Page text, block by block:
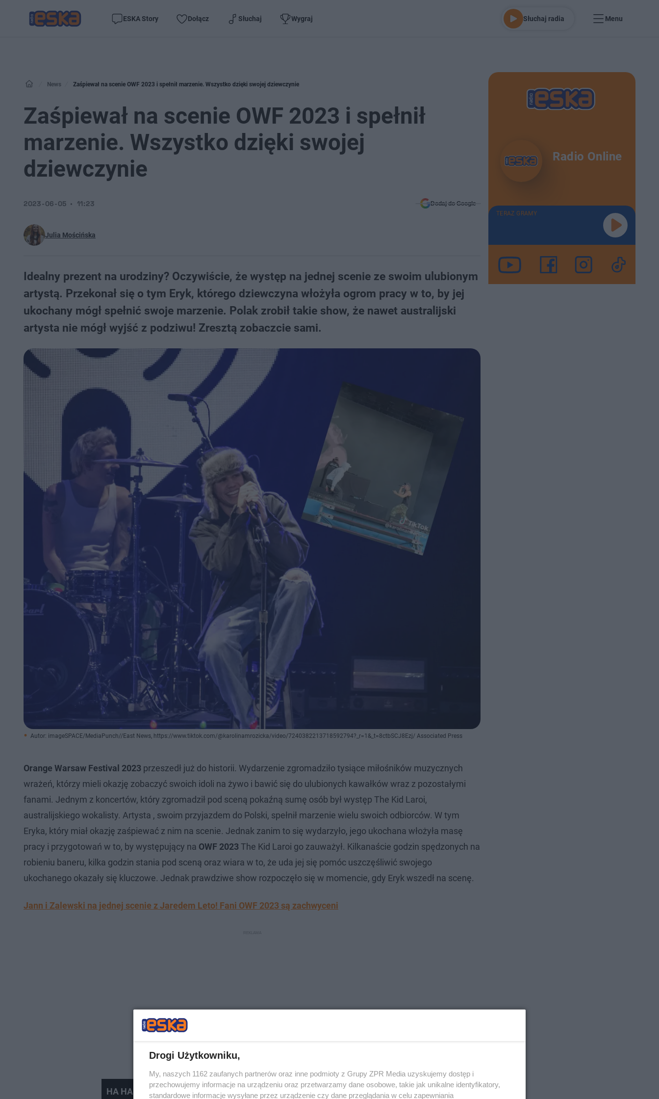
ESKA Story Dołącz Słuchaj Wygraj Słuchaj radia Menu
News Zaśpiewał na scenie OWF 2023 i spełnił marzenie. Wszystko dzięki swojej dziewczynie
Zaśpiewał na scenie OWF 2023 i spełnił
marzenie. Wszystko dzięki swojej
dziewczynie
Julia Mościńska
2023-06-05 11:23 Dodaj do Google
Idealny prezent na urodziny? Oczywiście, że występ na jednej scenie ze swoim ulubionym
artystą. Przekonał się o tym Eryk, którego dziewczyna włożyła ogrom pracy w to, by jej
ukochany mógł spełnić swoje marzenie. Polak zrobił takie show, że nawet australijski
artysta nie mógł wyjść z podziwu! Zresztą zobaczcie sami.
Autor: imageSPACE/MediaPunch//East News, https://www.tiktok.com/@karolinamrozicka/video/7240382213718592794?_r=1&_t=8ctbSCJ8Ezj/ Associated Press
Orange Warsaw Festival 2023 przeszedł już do historii. Wydarzenie zgromadziło tysiące miłośników muzycznych
wrażeń, którzy mieli okazję zobaczyć swoich idoli na żywo i bawić się do ulubionych kawałków wraz z pozostałymi
fanami. Jednym z koncertów, który zgromadził pod sceną pokaźną sumę osób był występ The Kid Laroi,
australijskiego wokalisty. Artysta , swoim przyjazdem do Polski, spełnił marzenie wielu swoich odbiorców. W tym
Eryka, który miał okazję zaśpiewać z nim na scenie. Jednak zanim to się wydarzyło, jego ukochana włożyła masę
pracy i przygotowań w to, by występujący na OWF 2023 The Kid Laroi go zauważył. Kilkanaście godzin spędzonych na
robieniu baneru, kilka godzin stania pod sceną oraz wiara w to, że uda jej się pomóc uszczęśliwić swojego
ukochanego okazały się kluczowe. Jednak prawdziwe show rozpoczęło się w momencie, gdy Eryk wszedł na scenę.
Jann i Zalewski na jednej scenie z Jaredem Leto! Fani OWF 2023 są zachwyceni
HA HA HA ale z Ciebie bambik | Dokończ Piosenkę 14 #Bambiksong
Radio Online
TERAZ GRAMY
Drogi Użytkowniku,
My, naszych 1162 zaufanych partnerów oraz inne podmioty z Grupy ZPR Media uzyskujemy dostęp i
przechowujemy informacje na urządzeniu oraz przetwarzamy dane osobowe, takie jak unikalne identyfikatory,
standardowe informacje wysyłane przez urządzenie czy dane przeglądania w celu zapewniania